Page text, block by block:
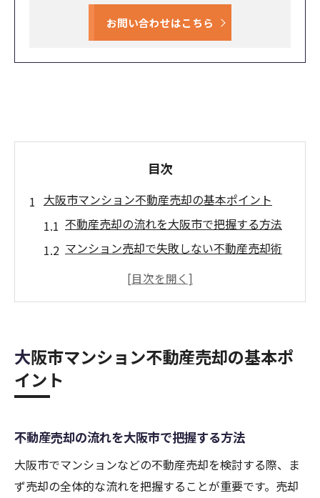
お問い合わせはこちら
目次
大阪市マンション不動産売却の基本ポイント
不動産売却の流れを大阪市で把握する方法
マンション売却で失敗しない不動産売却術
大阪市のマンション売却に役立つ基礎知識
手堅く高値を狙う不動産売却術とは
不動産売却で高値を実現する戦略ポイント
マンション売却で価格を上げる工夫と実践
法
不動産売却成功者の共通する行動パターン
大阪市マンション不動産売却の基本ポ
イント
不動産売却の流れを大阪市で把握する方法
大阪市でマンションなどの不動産売却を検討する際、ま
ず売却の全体的な流れを把握することが重要です。売却